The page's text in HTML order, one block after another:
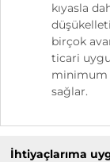
kıyasla
birçok
ticari
minimum
sağlar.
İhtiyaçlarıma